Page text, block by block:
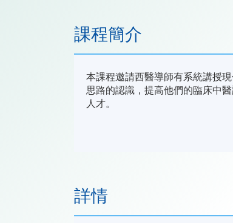
課程簡介
本課程邀請西醫導師有系統講授
思路的認識，提高他們的臨床中
人才。
詳情